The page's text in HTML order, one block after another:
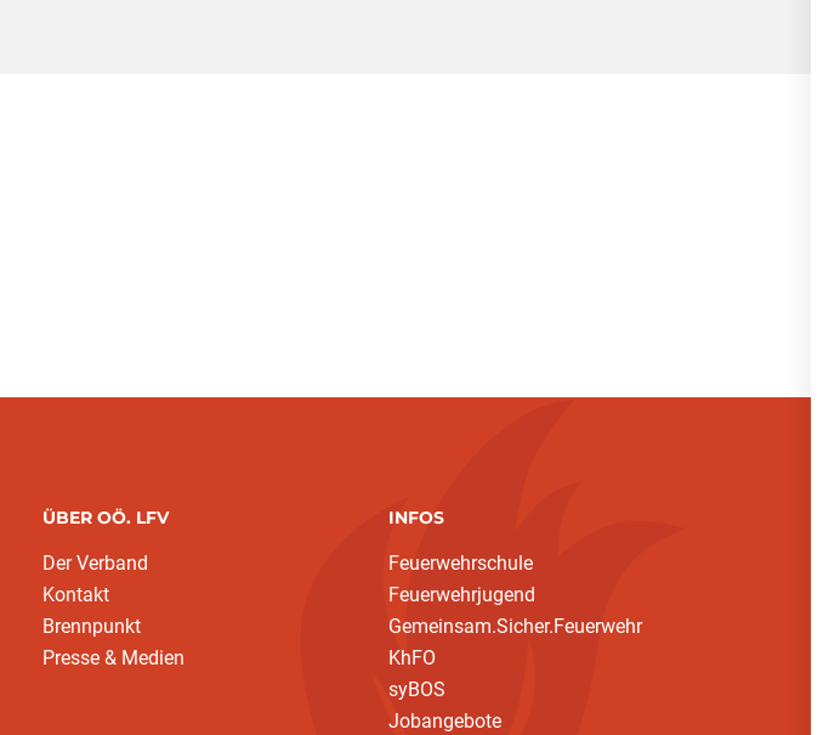
ÜBER OÖ. LFV
Der Verband
Kontakt
Brennpunkt
Presse & Medien
INFOS
Feuerwehrschule
Feuerwehrjugend
Gemeinsam.Sicher.Feuerwehr
KhFO
syBOS
Jobangebote